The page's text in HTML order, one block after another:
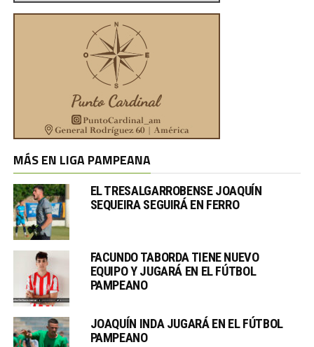
MÁS EN LIGA PAMPEANA
EL TRESALGARROBENSE JOAQUÍN
SEQUEIRA SEGUIRÁ EN FERRO
FACUNDO TABORDA TIENE NUEVO
EQUIPO Y JUGARÁ EN EL FÚTBOL
PAMPEANO
JOAQUÍN INDA JUGARÁ EN EL FÚTBOL
PAMPEANO